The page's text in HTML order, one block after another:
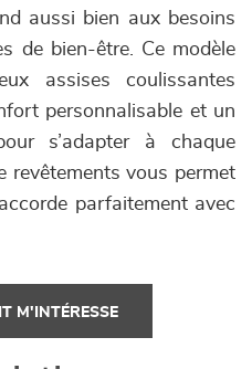
aussi bien aux besoins
de bien-être. Ce modèle
assises coulissantes
personnalisable et un
s’adapter à chaque
revêtements vous permet
parfaitement avec
M'INTÉRESSE